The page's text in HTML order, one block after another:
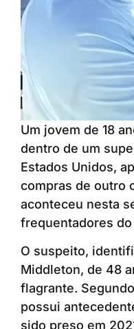
Um jovem de 18
dentro de um
Estados Unidos,
compras de outro
aconteceu nesta
frequentadores do
O suspeito,
Middleton, de 48
flagrante.
possui
sido preso em